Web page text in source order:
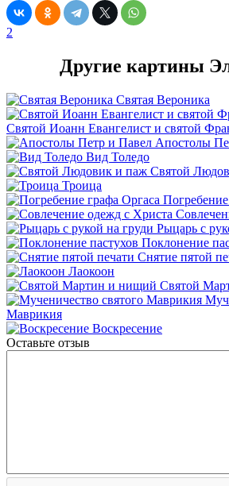
2
Другие картины
Святая Вероника
Святой Иоанн Евангелист и святой
Апостолы
Вид Толедо
Святой
Троица
Рыцарь с
Поклонение
Снятие пятой
Лаокоон
Святой
Маврикия
Воскресение
Оставьте отзыв